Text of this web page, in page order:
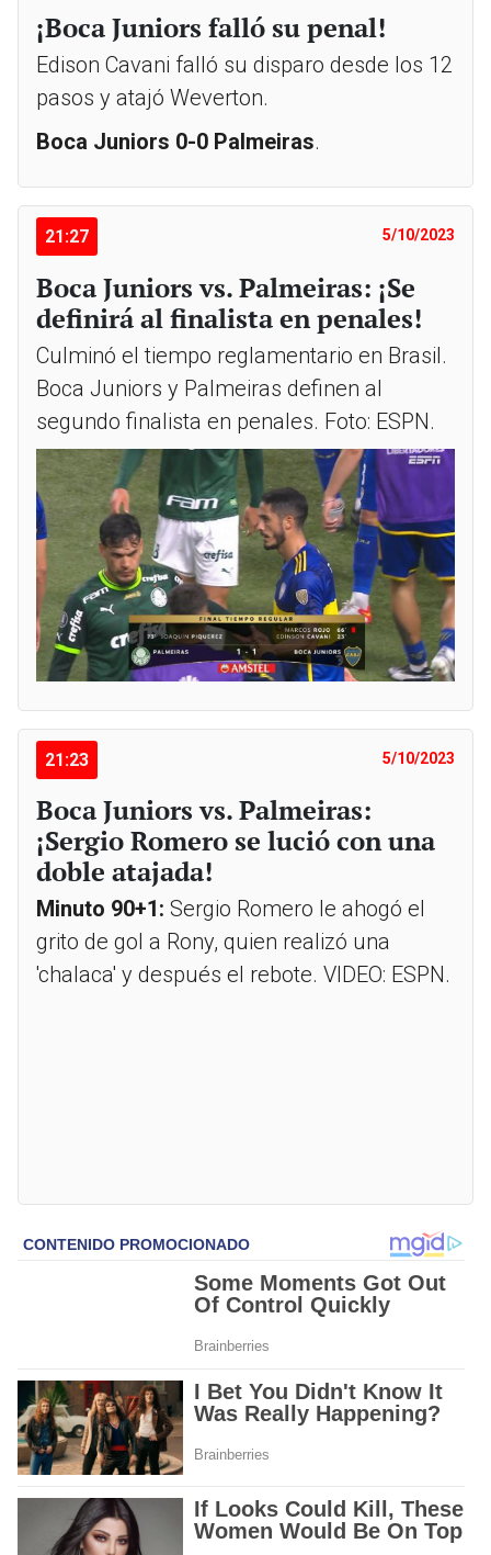
¡Boca Juniors falló su penal!
Edison Cavani falló su disparo desde los 12
pasos y atajó Weverton.
Boca Juniors 0-0 Palmeiras.
21:27 5/10/2023
Boca Juniors vs. Palmeiras: ¡Se
definirá al finalista en penales!
Culminó el tiempo reglamentario en Brasil.
Boca Juniors y Palmeiras definen al
segundo finalista en penales. Foto: ESPN.
21:23 5/10/2023
Boca Juniors vs. Palmeiras:
¡Sergio Romero se lució con una
doble atajada!
Minuto 90+1: Sergio Romero le ahogó el
grito de gol a Rony, quien realizó una
'chalaca' y después el rebote. VIDEO: ESPN.